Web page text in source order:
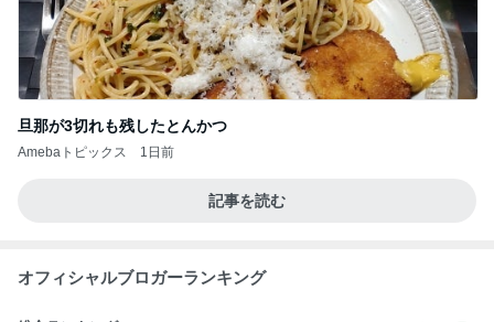
旦那が3切れも残したとんかつ
Amebaトピックス 1日前
記事を読む
オフィシャルブロガーランキング